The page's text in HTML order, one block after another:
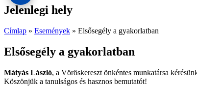
Jelenlegi hely
Címlap » Események » Elsősegély a gyakorlatban
Elsősegély a gyakorlatban
Mátyás László, a Vöröskereszt önkéntes munkatársa
Köszönjük a tanulságos és hasznos bemutatót!